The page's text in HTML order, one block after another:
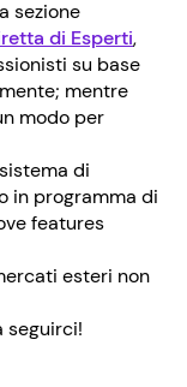
sezione
di Esperti,
su base
mentre
modo per
di
in programma di
features
esteri non
seguirci!